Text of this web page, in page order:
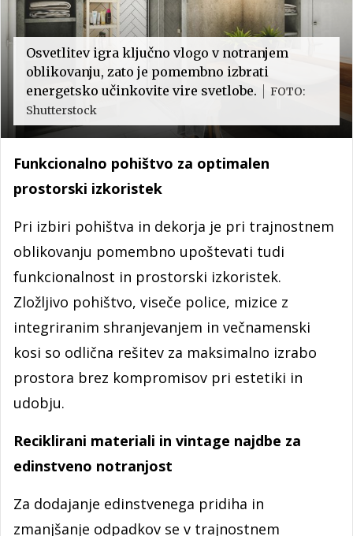
Osvetlitev igra ključno vlogo v notranjem
oblikovanju, zato je pomembno izbrati
energetsko učinkovite vire svetlobe.
FOTO:
Shutterstock
Funkcionalno pohištvo za optimalen
prostorski izkoristek
Pri izbiri pohištva in dekorja je pri trajnostnem
oblikovanju pomembno upoštevati tudi
funkcionalnost in prostorski izkoristek.
Zložljivo pohištvo, viseče police, mizice z
integriranim shranjevanjem in večnamenski
kosi so odlična rešitev za maksimalno izrabo
prostora brez kompromisov pri estetiki in
udobju.
Reciklirani materiali in vintage najdbe za
edinstveno notranjost
Za dodajanje edinstvenega pridiha in
zmanjšanje odpadkov se v trajnostnem